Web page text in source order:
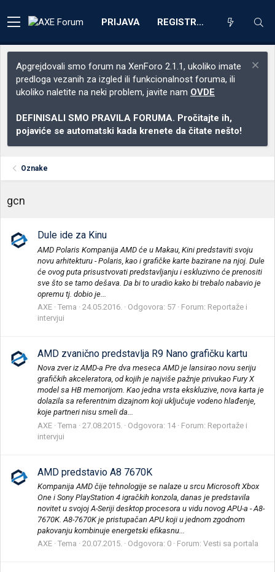
PRIJAVA REGISTRACIJA
Apgrejdovali smo forum na XenForo 2.1.1, ukoliko imate
predloga vezanih za izgled ili funkcionalnost foruma, ili
ukoliko naletite na neki problem, javite nam OVDE
DEFINISALI SMO PRAVILA FORUMA. Pročitajte ih,
pojaviće se automatski kada krenete da čitate nešto!
Oznake
gcn
Dule ide za Kinu
AMD Polaris Kompanija AMD će u Makau, Kini predstaviti svoju
novu arhitekturu - Polaris, kao i grafičke karte bazirane na njoj. Dule
će ovog puta prisustvovati predstavljanju i eskluzivno će prenositi
sve što se tamo dešava. Da bi to uradio kako bi trebalo nabavio je
opremu tj. dobio je...
AXE Tema 24.05.2016. Odgovora: 57 Forum: Reportaže i
intervjui
AMD zvanično predstavlja R9 Nano grafičku kartu
Nova zver iz AMD-a Pre dva meseca AMD je lansirao novu seriju
grafičkih akceleratora, od kojih je najviše pažnje privukao Fury X
model sa HB memorijom. Kao jedna vrsta ekskluzive, nova karta je
dolazila sa referentnim dizajnom koji uključuje vodeno hlađenje,
koje partneri nisu smeli da...
AXE Tema 27.08.2015. Odgovora: 14 Forum: Reportaže i
intervjui
AMD predstavio A8 7670K
Kompanija AMD čije tehnologije se nalaze u srcu Microsoft Xbox
One i Sony PlayStation 4 igračkih konzola, danas je predstavila
novitet u svojoj A-Seriji desktop procesora u vidu novog APU-a - A8-
7670K. A8-7670K je pristupačan APU koji u jednom zgodnom
pakovanju kombinuje energetski efikasnu...
AXE Tema 20.07.2015. Odgovora: 0 Forum: Vesti sa portala